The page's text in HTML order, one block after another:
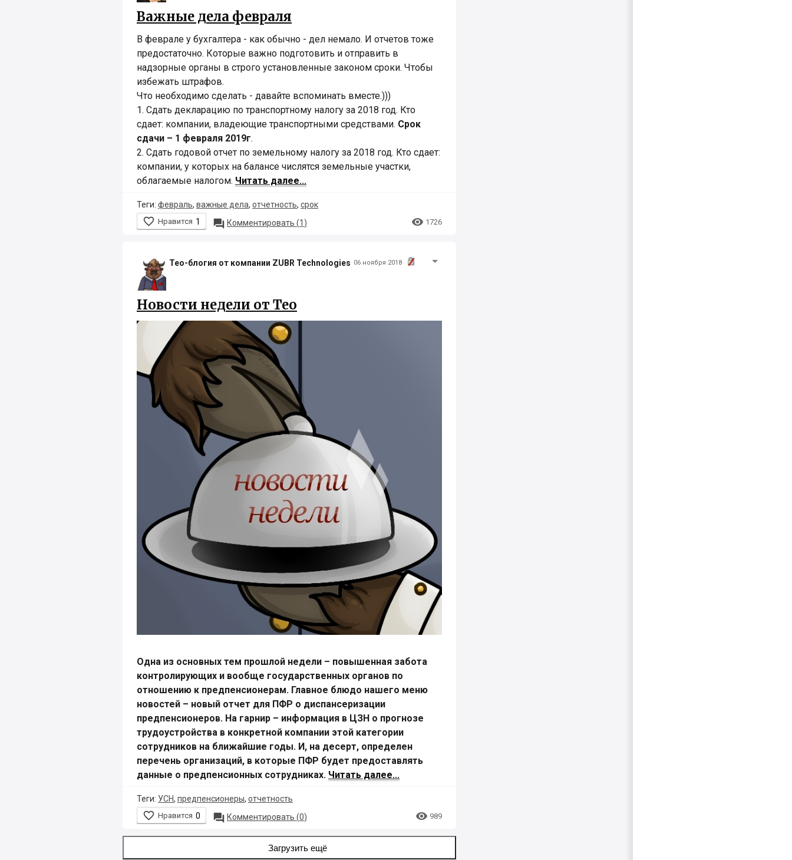
Важные дела февраля
В феврале у бухгалтера - как обычно - дел немало. И отчетов тоже
предостаточно. Которые важно подготовить и отправить в
надзорные органы в строго установленные законом сроки. Чтобы
избежать штрафов.
Что необходимо сделать - давайте вспоминать вместе.)))
1. Сдать декларацию по транспортному налогу за 2018 год. Кто
сдает: компании, владеющие транспортными средствами. Срок
сдачи – 1 февраля 2019г.
2. Сдать годовой отчет по земельному налогу за 2018 год. Кто сдает:
компании, у которых на балансе числятся земельные участки,
облагаемые налогом. Читать далее...
Теги: февраль, важные дела, отчетность, срок
 Нравится 1  Комментировать (1 )  1726
Тео-блогия от компании ZUBR Technologies 06 ноября 2018
Новости недели от Тео
Одна из основных тем прошлой недели – повышенная забота
контролирующих и вообще государственных органов по
отношению к предпенсионерам. Главное блюдо нашего меню
новостей – новый отчет для ПФР о диспансеризации
предпенсионеров. На гарнир – информация в ЦЗН о прогнозе
трудоустройства в конкретной компании этой категории
сотрудников на ближайшие годы. И, на десерт, определен
перечень организаций, в которые ПФР будет предоставлять
данные о предпенсионных сотрудниках. Читать далее...
Теги: УСН, предпенсионеры, отчетность
 Нравится 0  Комментировать (0)  989
Загрузить ещё